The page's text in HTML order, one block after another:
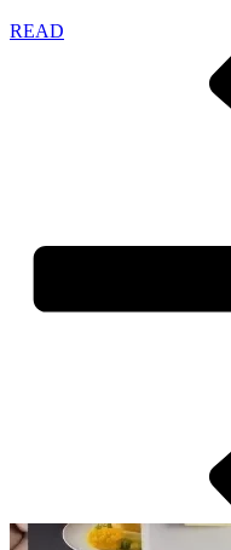
READ